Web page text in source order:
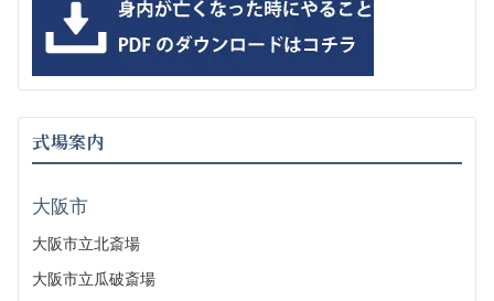
式場案内
大阪市
大阪市立北斎場
大阪市立瓜破斎場